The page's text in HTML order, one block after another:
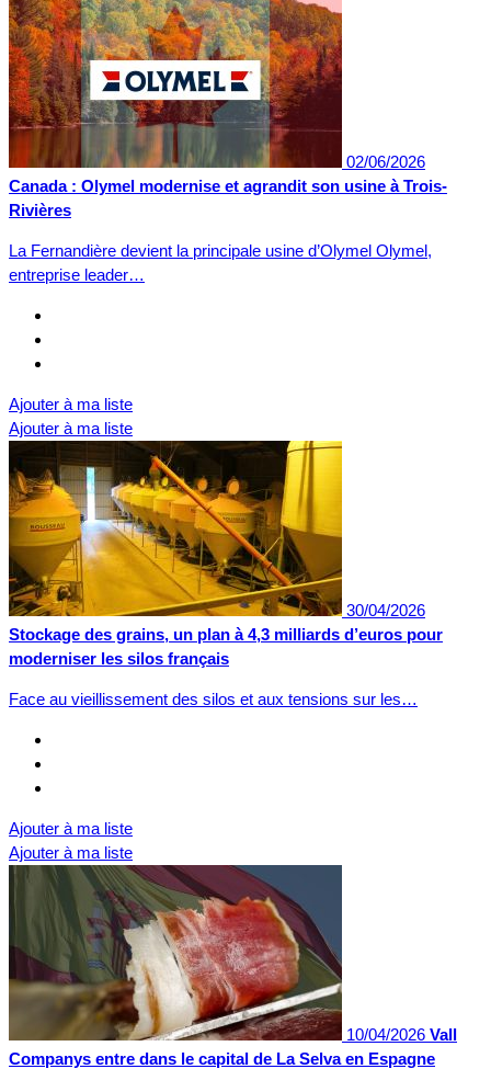
02/06/2026
Canada : Olymel modernise et agrandit son usine à Trois-
Rivières
La Fernandière devient la principale usine d’Olymel Olymel,
entreprise leader…
Ajouter à ma liste
Ajouter à ma liste
30/04/2026
Stockage des grains, un plan à 4,3 milliards d’euros pour
moderniser les silos français
Face au vieillissement des silos et aux tensions sur les…
Ajouter à ma liste
Ajouter à ma liste
10/04/2026 Vall
Companys entre dans le capital de La Selva en Espagne